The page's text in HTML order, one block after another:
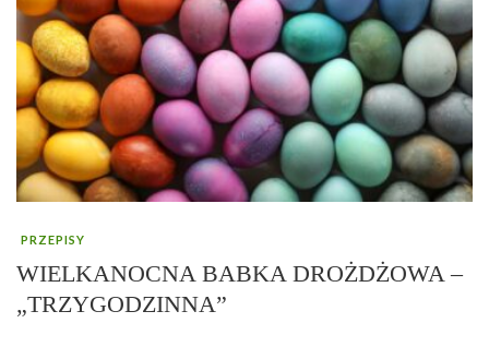
PRZEPISY
WIELKANOCNA BABKA DROŻDŻOWA –
„TRZYGODZINNA”